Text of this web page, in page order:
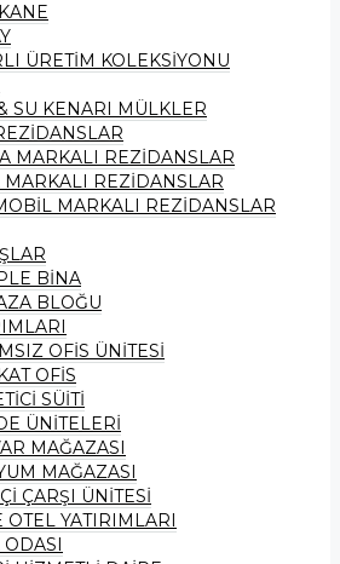
ÜRETİM KOLEKSİYONU
SU KENARI MÜLKLER
MARKALI REZİDANSLAR
MARKALI REZİDANSLAR
MARKALI REZİDANSLAR
BİNA
BLOĞU
OFİS ÜNİTESİ
OFİS
SÜİTİ
ÜNİTELERİ
MAĞAZASI
MAĞAZASI
ÇARŞI ÜNİTESİ
OTEL YATIRIMLARI
ODASI